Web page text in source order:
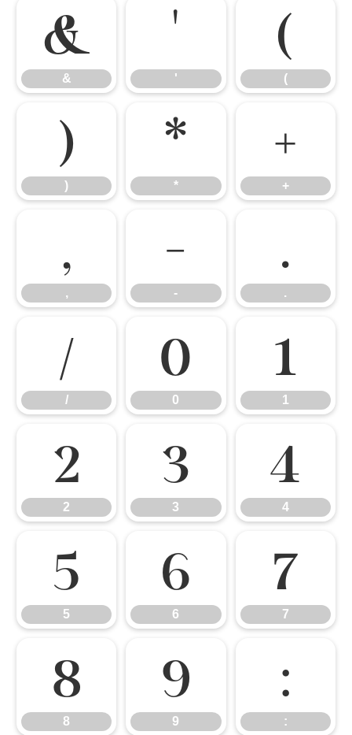
&
&
'
'
(
(
)
)
*
*
+
+
,
,
-
-
.
.
/
/
0
0
1
1
2
2
3
3
4
4
5
5
6
6
7
7
8
8
9
9
:
: